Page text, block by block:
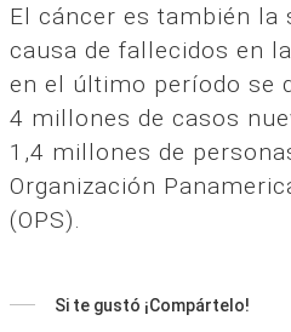
El cáncer es también la
causa de fallecidos en
en el último período se
4 millones de casos
1,4 millones de
Organización
(OPS).
Si te gustó ¡Compártelo!